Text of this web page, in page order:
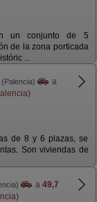
un conjunto de 5
de la zona porticada
...
(Palencia)
a
de 8 y 6 plazas, se
Son viviendas de
a 49,7